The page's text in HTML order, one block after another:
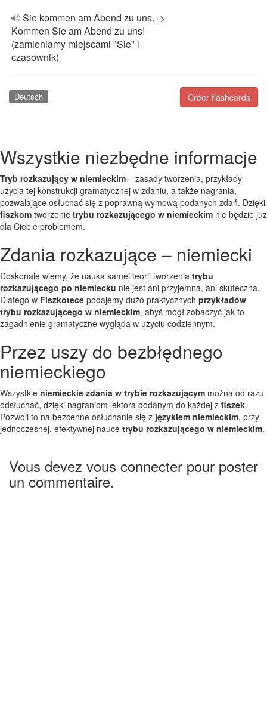
Sie kommen am Abend zu uns. ->
Kommen Sie am Abend zu uns!
(zamieniamy miejscami "Sie" i
czasownik)
Créer flashcards
Deutsch
Wszystkie niezbędne informacje
Tryb rozkazujący w niemieckim – zasady tworzenia, przykłady
użycia tej konstrukcji gramatycznej w zdaniu, a także nagrania,
pozwalające osłuchać się z poprawną wymową podanych zdań. Dzięki
fiszkom tworzenie trybu rozkazującego w niemieckim nie będzie już
dla Ciebie problemem.
Zdania rozkazujące – niemiecki
Doskonale wiemy, że nauka samej teorii tworzenia trybu
rozkazującego po niemiecku nie jest ani przyjemna, ani skuteczna.
Dlatego w Fiszkotece podajemy dużo praktycznych przykładów
trybu rozkazującego w niemieckim, abyś mógł zobaczyć jak to
zagadnienie gramatyczne wygląda w użyciu codziennym.
Przez uszy do bezbłędnego
niemieckiego
Wszystkie niemieckie zdania w trybie rozkazującym można od razu
odsłuchać, dzięki nagraniom lektora dodanym do każdej z fiszek.
Pozwoli to na bezcenne osłuchanie się z językiem niemieckim, przy
jednoczesnej, efektywnej nauce trybu rozkazującego w niemieckim.
Vous devez vous connecter pour poster
un commentaire.